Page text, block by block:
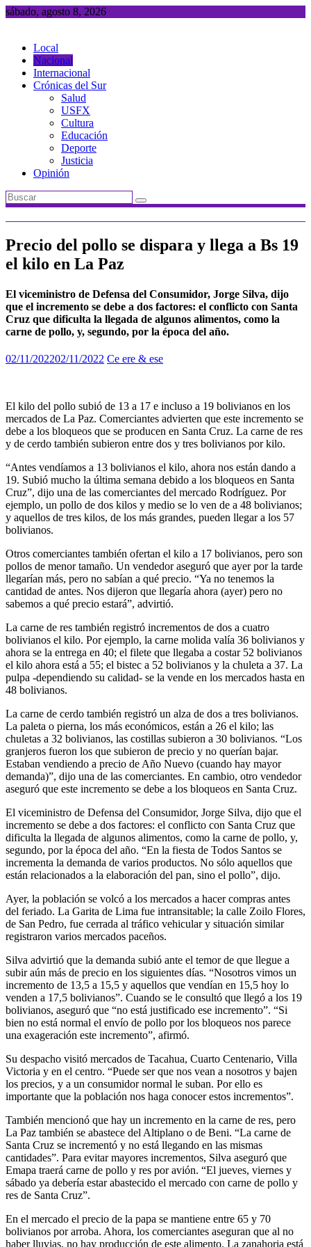
Saltar
sábado, agosto 8, 2026
Local
Nacional
Internacional
Crónicas del Sur
Salud
USFX
Cultura
Educación
Deporte
Justicia
Opinión
Precio del pollo se dispara y llega a Bs 19
el kilo en La Paz
El viceministro de Defensa del Consumidor, Jorge Silva, dijo
que el incremento se debe a dos factores: el conflicto con Santa
Cruz que dificulta la llegada de algunos alimentos, como la
carne de pollo, y, segundo, por la época del año.
02/11/202202/11/2022 Ce ere & ese
El kilo del pollo subió de 13 a 17 e incluso a 19 bolivianos en los
mercados de La Paz. Comerciantes advierten que este incremento se
debe a los bloqueos que se producen en Santa Cruz. La carne de res
y de cerdo también subieron entre dos y tres bolivianos por kilo.
“Antes vendíamos a 13 bolivianos el kilo, ahora nos están dando a
19. Subió mucho la última semana debido a los bloqueos en Santa
Cruz”, dijo una de las comerciantes del mercado Rodríguez. Por
ejemplo, un pollo de dos kilos y medio se lo ven de a 48 bolivianos;
y aquellos de tres kilos, de los más grandes, pueden llegar a los 57
bolivianos.
Otros comerciantes también ofertan el kilo a 17 bolivianos, pero son
pollos de menor tamaño. Un vendedor aseguró que ayer por la tarde
llegarían más, pero no sabían a qué precio. “Ya no tenemos la
cantidad de antes. Nos dijeron que llegaría ahora (ayer) pero no
sabemos a qué precio estará”, advirtió.
La carne de res también registró incrementos de dos a cuatro
bolivianos el kilo. Por ejemplo, la carne molida valía 36 bolivianos y
ahora se la entrega en 40; el filete que llegaba a costar 52 bolivianos
el kilo ahora está a 55; el bistec a 52 bolivianos y la chuleta a 37. La
pulpa -dependiendo su calidad- se la vende en los mercados hasta en
48 bolivianos.
La carne de cerdo también registró un alza de dos a tres bolivianos.
La paleta o pierna, los más económicos, están a 26 el kilo; las
chuletas a 32 bolivianos, las costillas subieron a 30 bolivianos. “Los
granjeros fueron los que subieron de precio y no querían bajar.
Estaban vendiendo a precio de Año Nuevo (cuando hay mayor
demanda)”, dijo una de las comerciantes. En cambio, otro vendedor
aseguró que este incremento se debe a los bloqueos en Santa Cruz.
El viceministro de Defensa del Consumidor, Jorge Silva, dijo que el
incremento se debe a dos factores: el conflicto con Santa Cruz que
dificulta la llegada de algunos alimentos, como la carne de pollo, y,
segundo, por la época del año. “En la fiesta de Todos Santos se
incrementa la demanda de varios productos. No sólo aquellos que
están relacionados a la elaboración del pan, sino el pollo”, dijo.
Ayer, la población se volcó a los mercados a hacer compras antes
del feriado. La Garita de Lima fue intransitable; la calle Zoilo Flores,
de San Pedro, fue cerrada al tráfico vehicular y situación similar
registraron varios mercados paceños.
Silva advirtió que la demanda subió ante el temor de que llegue a
subir aún más de precio en los siguientes días. “Nosotros vimos un
incremento de 13,5 a 15,5 y aquellos que vendían en 15,5 hoy lo
venden a 17,5 bolivianos”. Cuando se le consultó que llegó a los 19
bolivianos, aseguró que “no está justificado ese incremento”. “Si
bien no está normal el envío de pollo por los bloqueos nos parece
una exageración este incremento”, afirmó.
Su despacho visitó mercados de Tacahua, Cuarto Centenario, Villa
Victoria y en el centro. “Puede ser que nos vean a nosotros y bajen
los precios, y a un consumidor normal le suban. Por ello es
importante que la población nos haga conocer estos incrementos”.
También mencionó que hay un incremento en la carne de res, pero
La Paz también se abastece del Altiplano o de Beni. “La carne de
Santa Cruz se incrementó y no está llegando en las mismas
cantidades”. Para evitar mayores incrementos, Silva aseguró que
Emapa traerá carne de pollo y res por avión. “El jueves, viernes y
sábado ya debería estar abastecido el mercado con carne de pollo y
res de Santa Cruz”.
En el mercado el precio de la papa se mantiene entre 65 y 70
bolivianos por arroba. Ahora, los comerciantes aseguran que al no
haber lluvias, no hay producción de este alimento. La zanahoria está